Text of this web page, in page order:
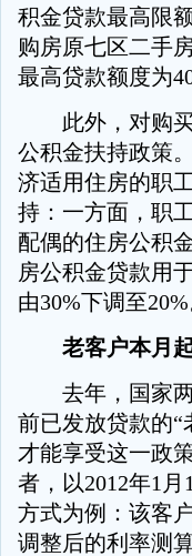
积金贷款最高限
购房原七区二手
最高贷款额度为
此外，对购买
公积金扶持政策
济适用住房的职
持：一方面，职
配偶的住房公积
房公积金贷款用
由30%下调至20%
老客户本月起
去年，国家两
前已发放贷款的“
才能享受这一政
者，以2012年1
方式为例：该客
调整后的利率测